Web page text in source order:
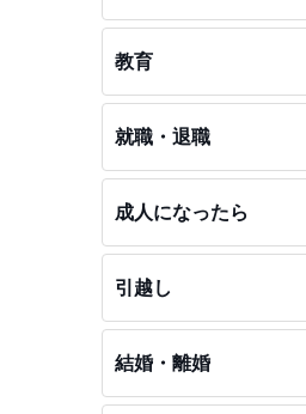
教育
就職・退職
成人になったら
引越し
結婚・離婚